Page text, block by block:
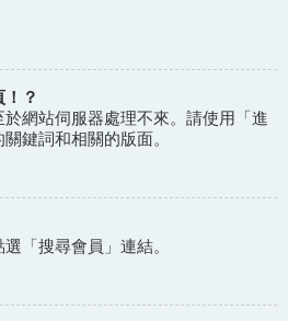
？
網站伺服器處理不來。請使用「進
鍵詞和相關的版面。
「搜尋會員」連結。